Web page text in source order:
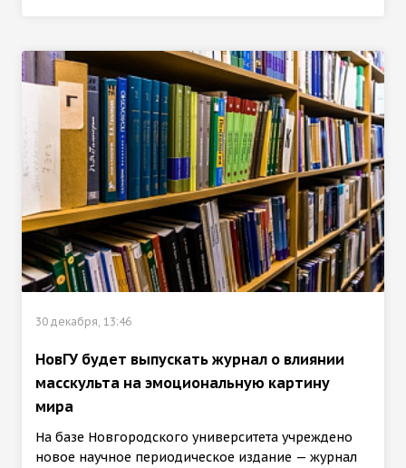
30 декабря, 13:46
НовГУ будет выпускать журнал о влиянии
масскульта на эмоциональную картину
мира
На базе Новгородского университета учреждено
новое научное периодическое издание — журнал